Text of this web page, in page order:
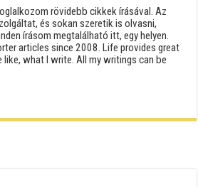
rövidebb cikkek írásával. Az
és sokan szeretik is olvasni,
írásom megtalálható itt, egy helyen.
articles since 2008. Life provides great
what I write. All my writings can be